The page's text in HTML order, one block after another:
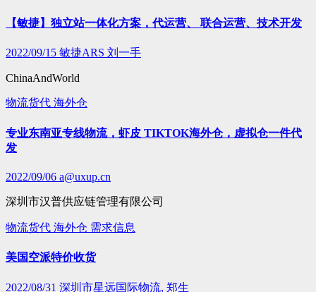
【敏捷】独立站一体化方案，代运营、 联合运营、技术开发
2022/09/15 敏捷ARS 刘一手
ChinaAndWorld
物流货代 海外仓
专业东南亚专线物流，虾皮 TIKTOK海外仓，虚拟仓一件代
发
2022/09/06 a@uxup.cn
深圳市汉普供应链管理有限公司
物流货代 海外仓 需求信息
美国空派特价收货
2022/08/31 深圳市星远国际物流, 郑生